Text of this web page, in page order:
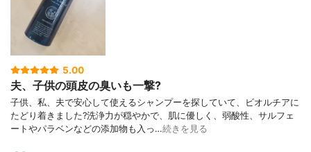
5.00
夫、子供の頭皮の臭いも一撃?
子供、私、夫で安心して使えるシャンプーを探していて、ビオルチアに
たどり着きました?洗浄力が穏やかで、肌に優しく、弱酸性、サルフェ
ートやパラベンなどの添加物も入っ…続きを見る